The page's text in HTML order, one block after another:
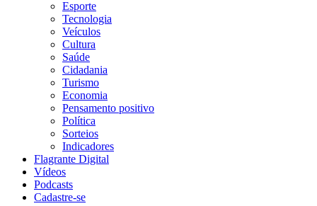
Esporte
Tecnologia
Veículos
Cultura
Saúde
Cidadania
Turismo
Economia
Pensamento positivo
Política
Sorteios
Indicadores
Flagrante Digital
Vídeos
Podcasts
Cadastre-se